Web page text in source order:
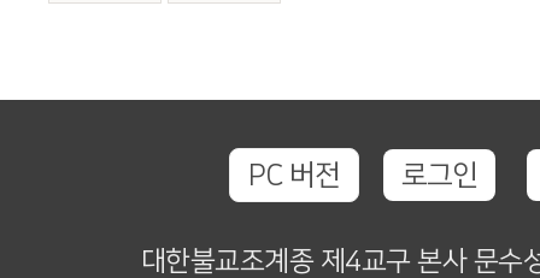
PC 버전 로그인
대한불교조계종 제4교구 본사 문수